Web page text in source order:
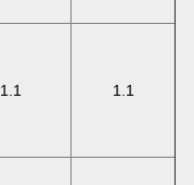
1.1 1.1